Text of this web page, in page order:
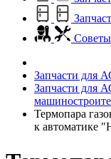
Запчасти для
Запчасти для
Термопара
к автоматике